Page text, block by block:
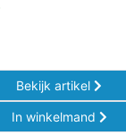
Bekijk artikel
In winkelmand